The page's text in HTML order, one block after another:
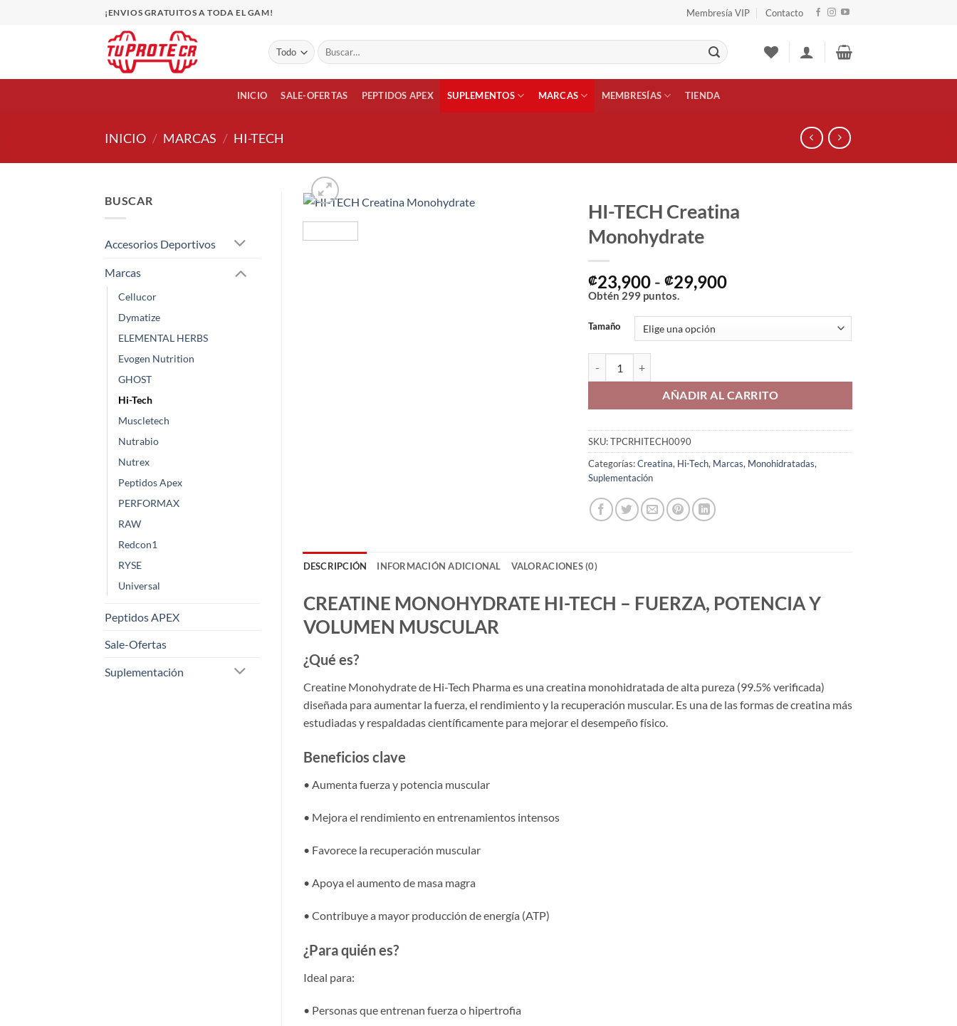
¡ENVIOS GRATUITOS A TODA EL GAM! Membresía VIP Contacto
Buscar
por:
INICIO SALE-OFERTAS PEPTIDOS APEX SUPLEMENTOS MARCAS MEMBRESÍAS TIENDA
INICIO / MARCAS / HI-TECH
BUSCAR
Accesorios Deportivos
Marcas
Cellucor
Dymatize
ELEMENTAL HERBS
Evogen Nutrition
GHOST
Hi-Tech
Muscletech
Nutrabio
Nutrex
Peptidos Apex
PERFORMAX
RAW
Redcon1
RYSE
Universal
Peptidos APEX
Sale-Ofertas
Suplementación
HI-TECH Creatina
Monohydrate
₡23,900 - ₡29,900Rango
precios:
₡29,900
Obtén 299 puntos.
Tamaño
AÑADIR AL CARRITO
SKU:TPCRHITECH0090
Categorías:Creatina, Hi-Tech, Marcas, Monohidratadas,
Suplementación
DESCRIPCIÓN INFORMACIÓN ADICIONAL VALORACIONES (0)
CREATINE MONOHYDRATE HI-TECH – FUERZA, POTENCIA Y
VOLUMEN MUSCULAR
¿Qué es?
Creatine Monohydrate de Hi-Tech Pharma es una creatina monohidratada de alta pureza (99.5% verificada)
diseñada para aumentar la fuerza, el rendimiento y la recuperación muscular. Es una de las formas de creatina más
estudiadas y respaldadas científicamente para mejorar el desempeño físico.
Beneficios clave
• Aumenta fuerza y potencia muscular
• Mejora el rendimiento en entrenamientos intensos
• Favorece la recuperación muscular
• Apoya el aumento de masa magra
• Contribuye a mayor producción de energía (ATP)
¿Para quién es?
Ideal para:
• Personas que entrenan fuerza o hipertrofia